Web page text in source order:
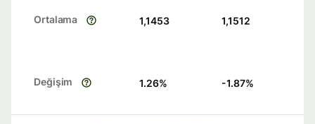
Ortalama 1,1453 1,1512
Değişim 1.26% -1.87%